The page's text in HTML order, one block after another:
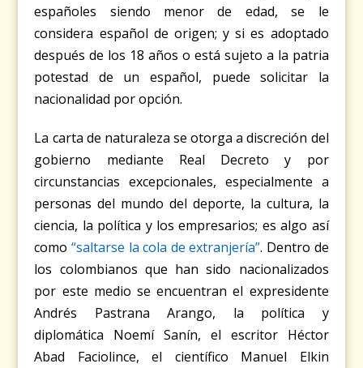
españoles siendo menor de edad, se le
considera español de origen; y si es adoptado
después de los 18 años o está sujeto a la patria
potestad de un español, puede solicitar la
nacionalidad por opción.
La carta de naturaleza se otorga a discreción del
gobierno mediante Real Decreto y por
circunstancias excepcionales, especialmente a
personas del mundo del deporte, la cultura, la
ciencia, la política y los empresarios; es algo así
como“saltarse la cola de extranjería”. Dentro de
los colombianos que han sido nacionalizados
por este medio se encuentran el expresidente
Andrés Pastrana Arango, la política y
diplomática Noemí Sanín, el escritor Héctor
Abad Faciolince, el científico Manuel Elkin